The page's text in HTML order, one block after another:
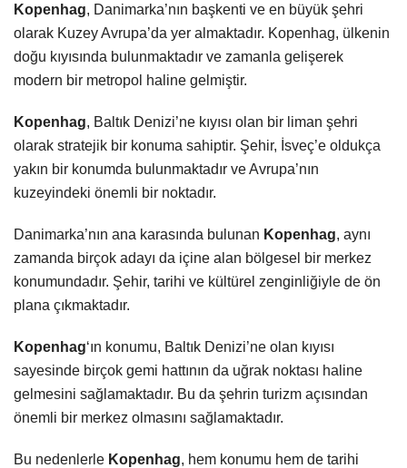
Kopenhag, Danimarka’nın başkenti ve en büyük şehri
olarak Kuzey Avrupa’da yer almaktadır. Kopenhag, ülkenin
doğu kıyısında bulunmaktadır ve zamanla gelişerek
modern bir metropol haline gelmiştir.
Kopenhag, Baltık Denizi’ne kıyısı olan bir liman şehri
olarak stratejik bir konuma sahiptir. Şehir, İsveç’e oldukça
yakın bir konumda bulunmaktadır ve Avrupa’nın
kuzeyindeki önemli bir noktadır.
Danimarka’nın ana karasında bulunan Kopenhag, aynı
zamanda birçok adayı da içine alan bölgesel bir merkez
konumundadır. Şehir, tarihi ve kültürel zenginliğiyle de ön
plana çıkmaktadır.
Kopenhag‘ın konumu, Baltık Denizi’ne olan kıyısı
sayesinde birçok gemi hattının da uğrak noktası haline
gelmesini sağlamaktadır. Bu da şehrin turizm açısından
önemli bir merkez olmasını sağlamaktadır.
Bu nedenlerle Kopenhag, hem konumu hem de tarihi